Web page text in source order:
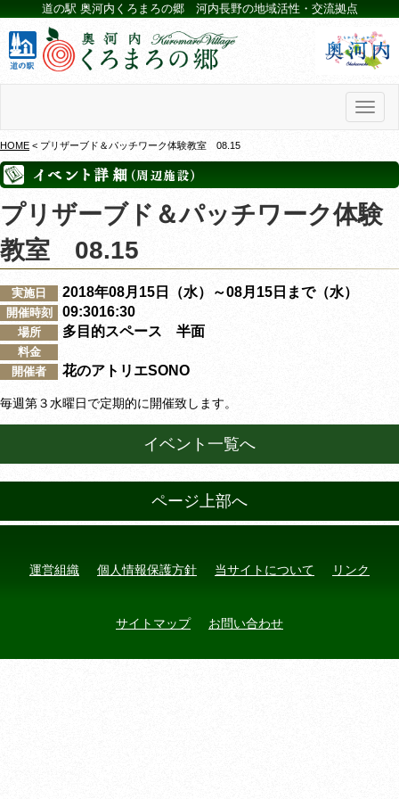
道の駅 奥河内くろまろの郷 河内長野の地域活性・交流拠点
HOME < プリザーブド＆パッチワーク体験教室 08.15
プリザーブド＆パッチワーク体験
教室 08.15
実施日 2018年08月15日（水）～08月15日まで（水）
開催時刻 09:3016:30
場所 多目的スペース 半面
料金
開催者
花のアトリエSONO
毎週第３水曜日で定期的に開催致します。
イベント一覧へ
ページ上部へ
運営組織 個人情報保護方針 当サイトについて リンク
サイトマップ お問い合わせ